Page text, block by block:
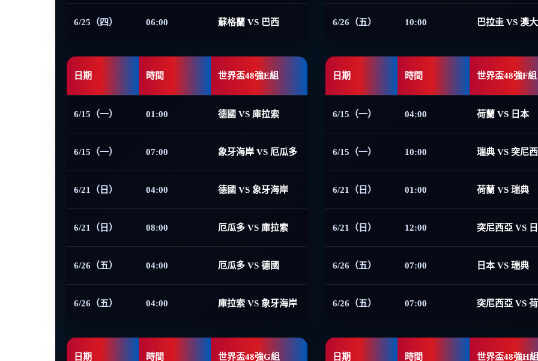
6/25（四） 06:00 蘇格蘭 VS 巴西 6/26（五） 10:00 巴拉圭 VS 澳
日期 時間 世界盃48強E組
6/15（一） 01:00 德國 VS 庫拉索
6/15（一） 07:00 象牙海岸 VS 厄瓜多
6/21（日） 04:00 德國 VS 象牙海岸
6/21（日） 08:00 厄瓜多 VS 庫拉索
6/26（五） 04:00 厄瓜多 VS 德國
6/26（五） 04:00 庫拉索 VS 象牙海岸
日期 時間 世界盃48強F組
6/15（一） 04:00 荷蘭 VS 日本
6/15（一） 10:00 瑞典 VS 突尼
6/21（日） 01:00 荷蘭 VS 瑞典
6/21（日） 12:00 突尼西亞 VS
6/26（五） 07:00 日本 VS 瑞典
6/26（五） 07:00 突尼西亞 VS
日期 時間 世界盃48強G組 日期 時間 世界盃48強H組